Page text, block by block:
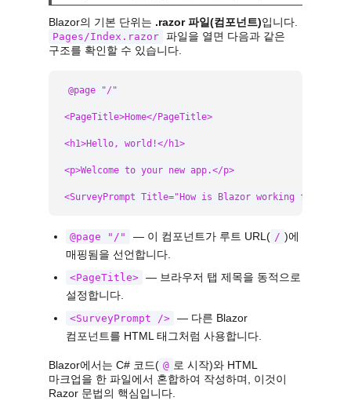
Blazor의 기본 단위는 .razor 파일(컴포넌트)입니다.
Pages/Index.razor 파일을 열면 다음과 같은
구조를 확인할 수 있습니다.
@page "/"
<PageTitle>Home</PageTitle>
<h1>Hello, world!</h1>
<p>Welcome to your new app.</p>
<SurveyPrompt Title="How is Blazor working for
@page "/" — 이 컴포넌트가 루트 URL( / )에
매핑됨을 선언합니다.
<PageTitle> — 브라우저 탭 제목을 동적으로
설정합니다.
<SurveyPrompt /> — 다른 Blazor
컴포넌트를 HTML 태그처럼 사용합니다.
Blazor에서는 C# 코드( @ 로 시작)와 HTML
마크업을 한 파일에서 혼합하여 작성하며, 이것이
Razor 문법의 핵심입니다.